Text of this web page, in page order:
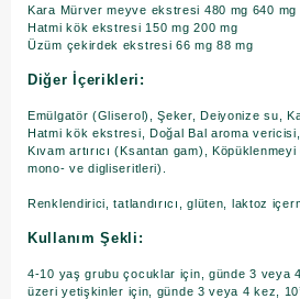
Kara Mürver meyve ekstresi 480 mg 640 mg
Hatmi kök ekstresi 150 mg 200 mg
Üzüm çekirdek ekstresi 66 mg 88 mg
Diğer İçerikleri:
Emülgatör (Gliserol), Şeker, Deiyonize su,
Hatmi kök ekstresi, Doğal Bal aroma
Kıvam artırıcı (Ksantan gam),
mono- ve digliseritleri).
Renklendirici, tatlandırıcı, glüten, laktoz
Kullanım Şekli:
4-10 yaş grubu çocuklar için, günde 3 veya
üzeri yetişkinler için, günde 3 veya 4 kez,